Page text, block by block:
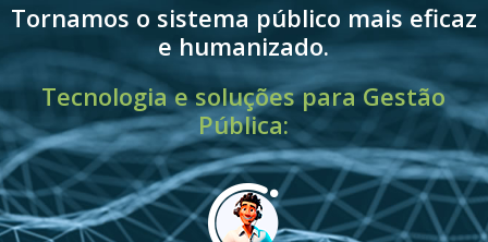
Tornamos o sistema público mais eficaz
e humanizado.
Tecnologia e soluções para Gestão
Pública: